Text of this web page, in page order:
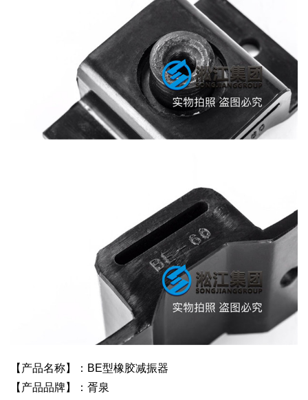
【产品名称】：BE型橡胶减振器
【产品品牌】：胥泉